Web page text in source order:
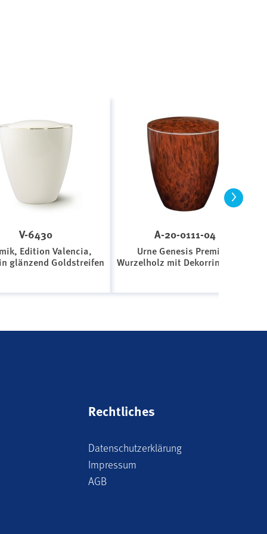
V-6430
Edition Valencia,
glänzend Goldstreifen
A-20-0111-04
Urne Genesis Premium
Wurzelholz mit Dekorring Silber
>
Rechtliches
Datenschutzerklärung
Impressum
AGB